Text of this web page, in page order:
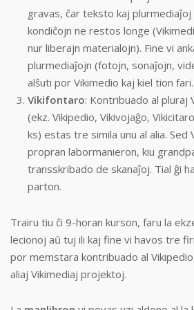
gravas, ĉar teksto kaj plurmediaĵoj
kondiĉojn ne restos longe
nur liberajn materialojn). Fine vi
plurmediaĵojn (fotojn, sonaĵojn,
alŝuti por Vikimedio kaj kiel tion fari.
Vikifontaro: Kontribuado al pluraj
(ekz. Vikipedio, Vikivojaĝo,
ks) estas tre simila unu al alia. Sed
propran labormanieron, kiu
transskribado de skanaĵoj. Tial ĝi
parton.
Trairu tiu ĉi 9-horan kurson, faru la
lecionoj aŭ tuj ili kaj fine vi havos tre
por memstara kontribuado al
aliaj Vikimediaj projektoj.